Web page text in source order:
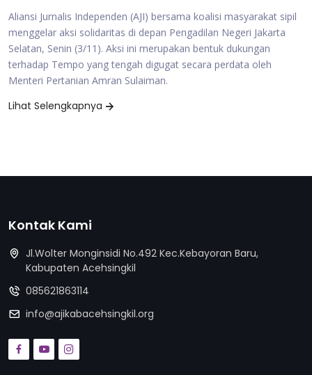
Aliansi Jurnalis Independen (AJI) bersama koalisi masyarakat sipil
menggelar aksi solidaritas di depan Pengadilan Negeri Jakarta
Selatan, Senin (3/11). Aksi ini merupakan bentuk dukungan
terhadap Tempo yang tengah digugat secara perdata oleh
Menteri Pertanian Amran Sulaiman.
Lihat Selengkapnya
Kontak Kami
Jl.Wolter Monginsidi No.492 Kec.Kebayoran Baru,
Kabupaten Acehsingkil
085621863114
info@ajikabacehsingkil.org